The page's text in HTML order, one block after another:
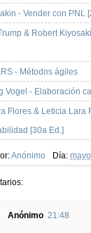
- Vender con PNL
& Robert
- Métodos ágiles
Vogel - Elaboración
Flores & Leticia Lara
[30a Ed.]
Anónimo Día:
Anónimo 21:48